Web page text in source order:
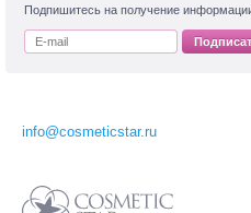
Подпишитесь на получение
info@cosmeticstar.ru